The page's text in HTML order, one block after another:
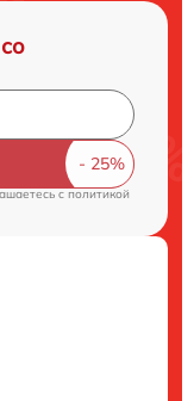
cполитикой